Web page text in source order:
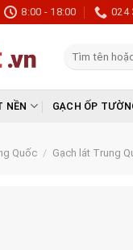
8:00 - 18:00 024
Tìm
NỀN GẠCH ỐP
Quốc / Gạch lát Trung